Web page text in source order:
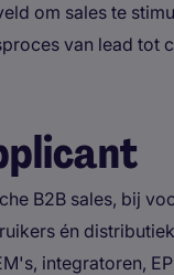
om sales te
van lead tot
B2B sales, bij
én
integratoren,